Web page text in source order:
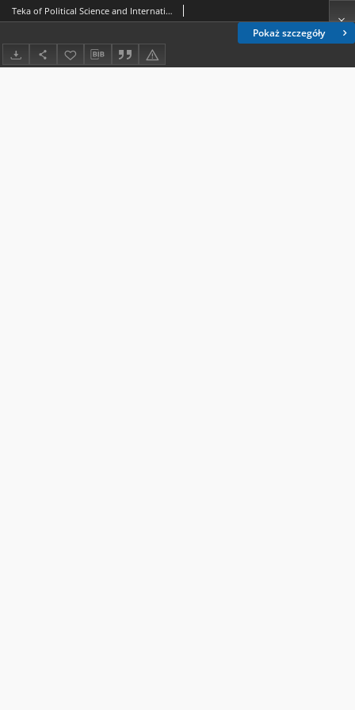
Pokaż szczegóły
Teka of Political Science and International Relations Nr 14 (2019), 1. Spis treści